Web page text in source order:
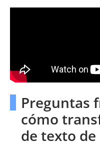
Preguntas
cómo
de texto de